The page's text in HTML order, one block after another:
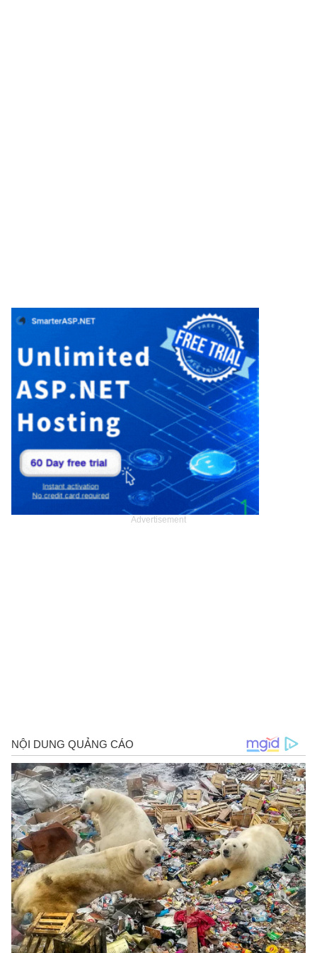
Advertisement